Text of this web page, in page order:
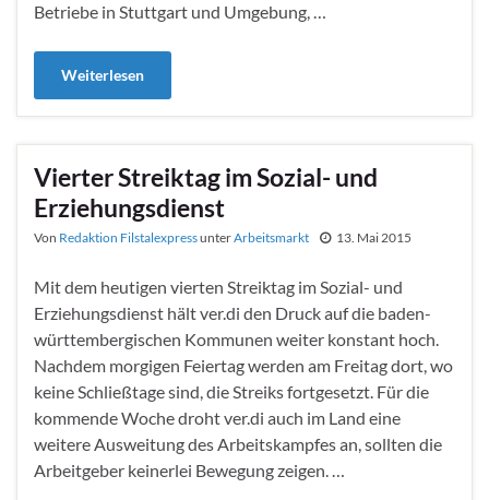
Betriebe in Stuttgart und Umgebung, …
Weiterlesen
Vierter Streiktag im Sozial- und
Erziehungsdienst
Von Redaktion FilstalexpressunterArbeitsmarkt 13. Mai 2015
Mit dem heutigen vierten Streiktag im Sozial- und
Erziehungsdienst hält ver.di den Druck auf die baden-
württembergischen Kommunen weiter konstant hoch.
Nachdem morgigen Feiertag werden am Freitag dort, wo
keine Schließtage sind, die Streiks fortgesetzt. Für die
kommende Woche droht ver.di auch im Land eine
weitere Ausweitung des Arbeitskampfes an, sollten die
Arbeitgeber keinerlei Bewegung zeigen. …